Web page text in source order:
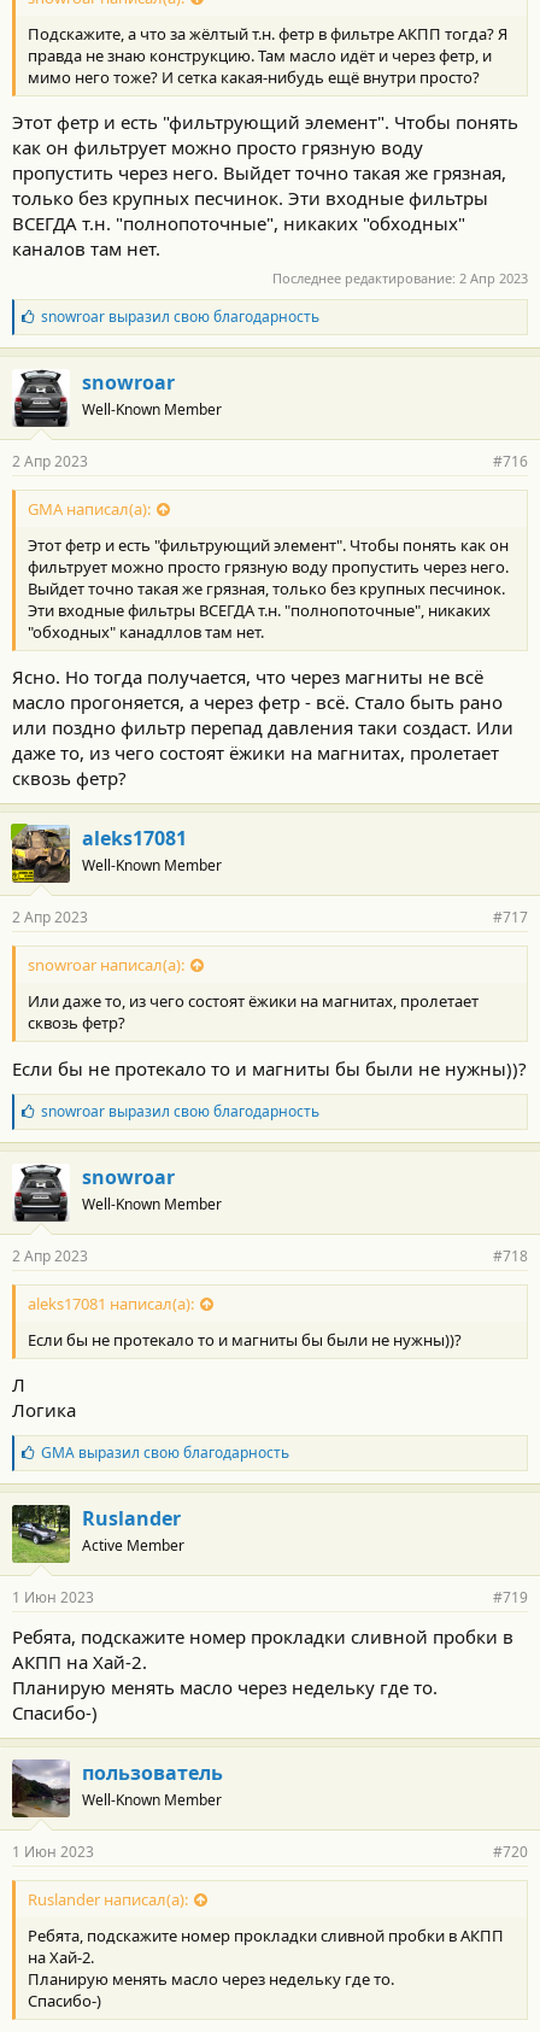
Подскажите, а что за жёлтый т.н. фетр в фильтре АКПП тогда? Я
правда не знаю конструкцию. Там масло идёт и через фетр, и
мимо него тоже? И сетка какая-нибудь ещё внутри просто?
Этот фетр и есть "фильтрующий элемент". Чтобы понять
как он фильтрует можно просто грязную воду
пропустить через него. Выйдет точно такая же грязная,
только без крупных песчинок. Эти входные фильтры
ВСЕГДА т.н. "полнопоточные", никаких "обходных"
каналов там нет.
Последнее редактирование: 2 Апр 2023
Б
л
а
г
о
д
а
н
о
с
и
:
snowroarвыразил свою благодарность
snowroar
Well-Known Member
2 Апр 2023 #716
GMA написал(а):
Этот фетр и есть "фильтрующий элемент". Чтобы понять как он
фильтрует можно просто грязную воду пропустить через него.
Выйдет точно такая же грязная, только без крупных песчинок.
Эти входные фильтры ВСЕГДА т.н. "полнопоточные", никаких
"обходных" канадллов там нет.
Ясно. Но тогда получается, что через магниты не всё
масло прогоняется, а через фетр - всё. Стало быть рано
или поздно фильтр перепад давления таки создаст. Или
даже то, из чего состоят ёжики на магнитах, пролетает
сквозь фетр?
aleks17081
Well-Known Member
2 Апр 2023 #717
snowroar написал(а):
Или даже то, из чего состоят ёжики на магнитах, пролетает
сквозь фетр?
Если бы не протекало то и магниты бы были не нужны))?
Б
л
а
г
о
д
а
н
о
с
и
:
snowroarвыразил свою благодарность
snowroar
Well-Known Member
2 Апр 2023 #718
aleks17081 написал(а):
Если бы не протекало то и магниты бы были не нужны))?
Л
Логика
Б
л
а
г
о
д
а
н
о
с
т
и
GMAвыразил свою благодарность
Ruslander
Active Member
1 Июн 2023 #719
Ребята, подскажите номер прокладки сливной пробки в
АКПП на Хай-2.
Планирую менять масло через недельку где то.
Спасибо-)
пользователь
Well-Known Member
1 Июн 2023 #720
Ruslander написал(а):
Ребята, подскажите номер прокладки сливной пробки в АКПП
на Хай-2.
Планирую менять масло через недельку где то.
Спасибо-)